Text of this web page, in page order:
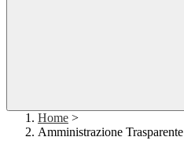
Home >
Amministrazione Trasparente